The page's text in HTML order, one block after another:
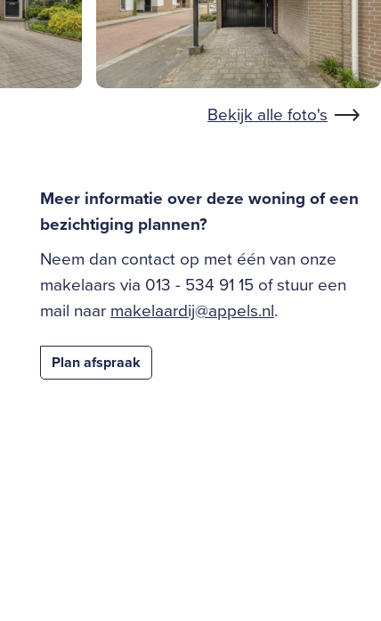
Bekijk alle foto's
Meer informatie over deze woning of een
bezichtiging plannen?
Neem dan contact op met één van onze
makelaars via 013 - 534 91 15 of stuur een
mail naar makelaardij@appels.nl.
Plan afspraak